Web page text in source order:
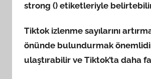
strong () etiketleriyle
Tiktok izlenme sayılarını
önünde bulundurmak
ulaştırabilir ve Tiktok’ta daha